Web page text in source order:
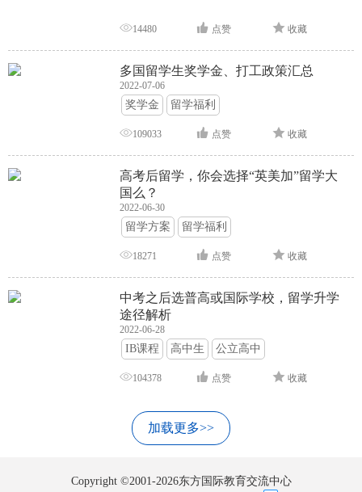
14480 点赞 收藏
多国留学生奖学金、打工政策汇总
2022-07-06
奖学金 留学福利
109033 点赞 收藏
高考后留学，你会选择“英美加”留学大
国么？
2022-06-30
留学方案 留学福利
18271 点赞 收藏
中考之后选普高或国际学校，留学升学
途径解析
2022-06-28
IB课程 高中生 公立高中
104378 点赞 收藏
加载更多>>
Copyright ©2001-2026东方国际教育交流中心